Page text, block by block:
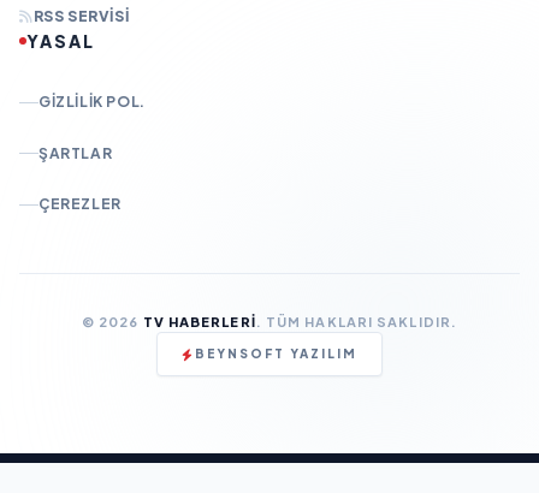
RSS SERVISI
YASAL
GIZLILIK POL.
ŞARTLAR
ÇEREZLER
© 2026 TV HABERLERI. TÜM HAKLARI SAKLIDIR.
BEYNSOFT YAZILIM